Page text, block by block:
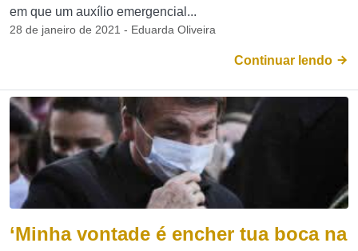
em que um auxílio emergencial...
28 de janeiro de 2021 - Eduarda Oliveira
Continuar lendo
‘Minha vontade é encher tua boca na